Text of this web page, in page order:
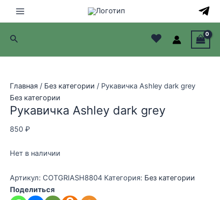
Main
Menu
Поиск ♥
Главная / Без категории / Рукавичка Ashley dark grey
Без категории
Рукавичка Ashley dark grey
850 ₽
Нет в наличии
Артикул: COTGRIASH8804 Категория: Без категории
Поделиться